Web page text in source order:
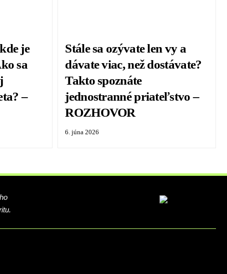
je
sa
–
Stále sa ozývate len vy a
dávate viac, než dostávate?
Takto spoznáte
jednostranné priateľstvo –
ROZHOVOR
6. júna 2026